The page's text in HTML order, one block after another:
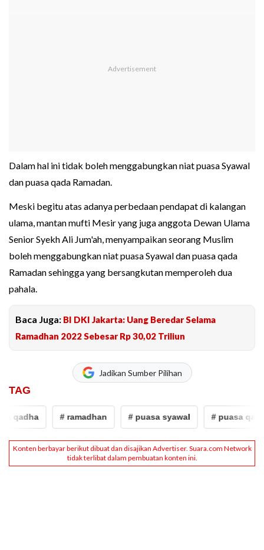
Dalam hal ini tidak boleh menggabungkan niat puasa Syawal
dan puasa qada Ramadan.
Meski begitu atas adanya perbedaan pendapat di kalangan
ulama, mantan mufti Mesir yang juga anggota Dewan Ulama
Senior Syekh Ali Jum'ah, menyampaikan seorang Muslim
boleh menggabungkan niat puasa Syawal dan puasa qada
Ramadan sehingga yang bersangkutan memperoleh dua
pahala.
Baca Juga: BI DKI Jakarta: Uang Beredar Selama
Ramadhan 2022 Sebesar Rp 30,02 Triliun
Jadikan Sumber Pilihan
TAG
qadha # ramadhan # puasa syawal # puasa qadha